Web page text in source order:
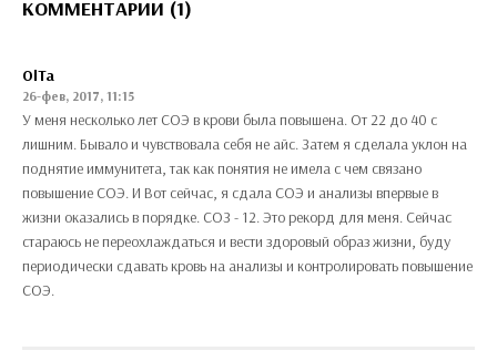
КОММЕНТАРИИ (1)
OlTa
26-фев, 2017, 11:15
У меня несколько лет СОЭ в крови была повышена. От 22 до 40 с
лишним. Бывало и чувствовала себя не айс. Затем я сделала уклон на
поднятие иммунитета, так как понятия не имела с чем связано
повышение СОЭ. И Вот сейчас, я сдала СОЭ и анализы впервые в
жизни оказались в порядке. СОЗ - 12. Это рекорд для меня. Сейчас
стараюсь не переохлаждаться и вести здоровый образ жизни, буду
периодически сдавать кровь на анализы и контролировать повышение
СОЭ.